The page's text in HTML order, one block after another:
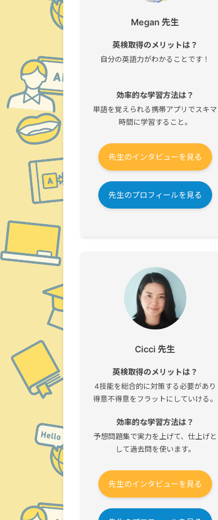
Megan 先生
英検取得のメリットは？
自分の英語力がわかることです！
効率的な学習方法は？
単語を覚えられる携帯アプリでスキマ
時間に学習すること。
先生のインタビューを見る
先生のプロフィールを見る
Cicci 先生
英検取得のメリットは？
4技能を総合的に対策する必要があり
得意不得意をフラットにしていける。
効率的な学習方法は？
予想問題集で実力を上げて、仕上げと
して過去問を使います。
先生のインタビューを見る